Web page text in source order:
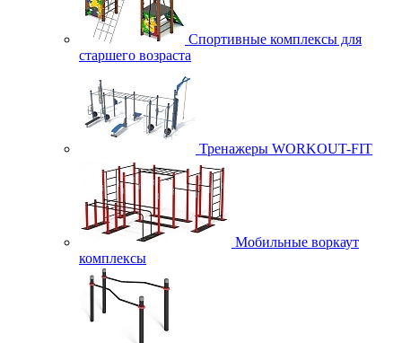
Спортивные комплексы для
старшего возраста
Тренажеры WORKOUT-FIT
Мобильные воркаут
комплексы